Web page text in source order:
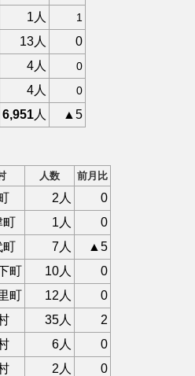
1人 1
13人
0
4人 0
4人 0
6,951人 ▲5
人数 前月比
2人
0
町 1人
0
町 7人
▲5
町 10人
0
町 12人
0
35人
2
6人
0
2人
0